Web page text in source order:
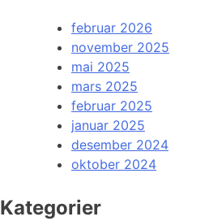
februar 2026
november 2025
mai 2025
mars 2025
februar 2025
januar 2025
desember 2024
oktober 2024
Kategorier